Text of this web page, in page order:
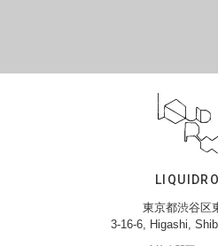
東京都渋谷区
3-16-6, Higashi,